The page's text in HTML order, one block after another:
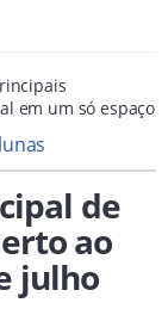
em um só espaço
de
ao
julho